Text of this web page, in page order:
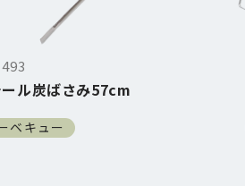
ル炭ばさみ57cm
ベキュー